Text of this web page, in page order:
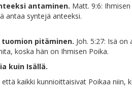
antaminen. Matt. 9:6:
antaa syntejä anteeksi.
tuomion pitäminen. Joh. 5:27: Isä
koska hän on Ihmisen Poika.
kuin Isällä.
että kaikki kunnioittaisivat Poikaa niin,